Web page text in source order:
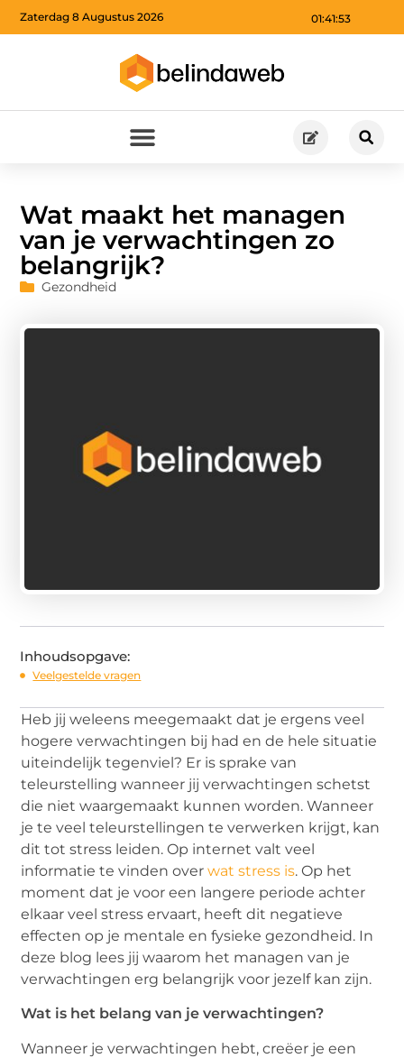
01:41:54
Zaterdag 8 Augustus 2026
Wat maakt het managen
van je verwachtingen zo
belangrijk?
Gezondheid
Inhoudsopgave:
Veelgestelde vragen
Heb jij weleens meegemaakt dat je ergens veel
hogere verwachtingen bij had en de hele situatie
uiteindelijk tegenviel? Er is sprake van
teleurstelling wanneer jij verwachtingen schetst
die niet waargemaakt kunnen worden. Wanneer
je te veel teleurstellingen te verwerken krijgt, kan
dit tot stress leiden. Op internet valt veel
informatie te vinden overwat stress is. Op het
moment dat je voor een langere periode achter
elkaar veel stress ervaart, heeft dit negatieve
effecten op je mentale en fysieke gezondheid. In
deze blog lees jij waarom het managen van je
verwachtingen erg belangrijk voor jezelf kan zijn.
Wat is het belang van je verwachtingen?
Wanneer je verwachtingen hebt, creëer je een